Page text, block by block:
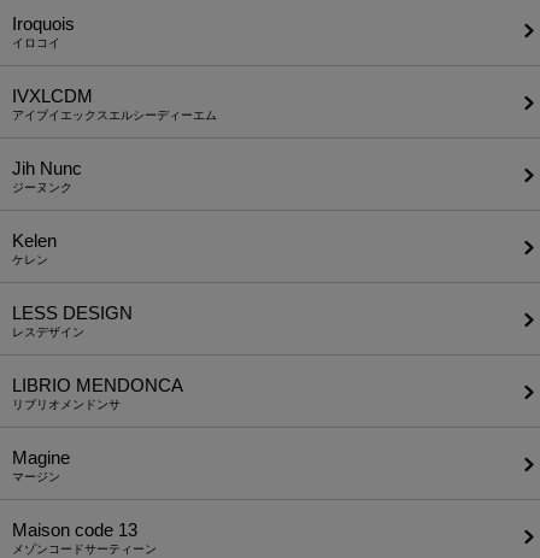
Iroquois
イロコイ
IVXLCDM
アイブイエックスエルシーディーエム
Jih Nunc
ジーヌンク
Kelen
ケレン
LESS DESIGN
レスデザイン
LIBRIO MENDONCA
リブリオメンドンサ
Magine
マージン
Maison code 13
メゾンコードサーティーン